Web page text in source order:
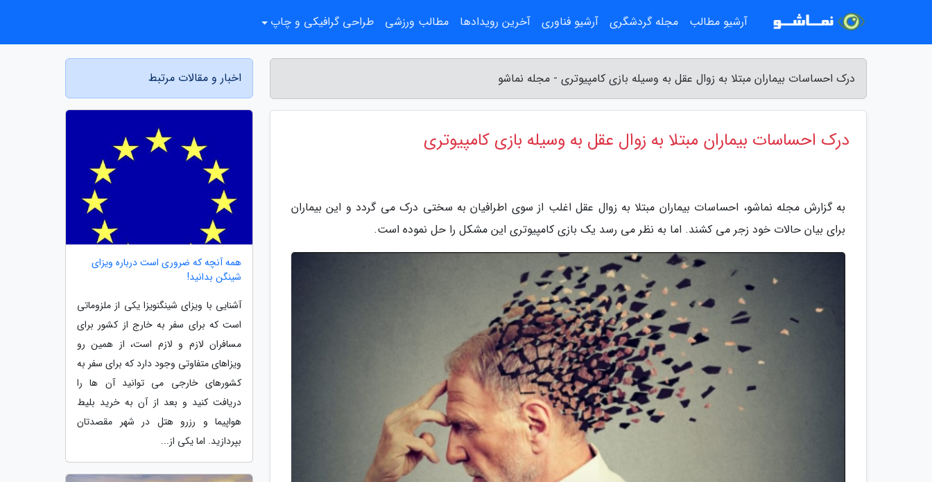
درک احساسات بیماران مبتلا به زوال عقل به وسیله بازی کامپیوتری - مجله نماشو
درک احساسات بیماران مبتلا به زوال عقل به وسیله بازی کامپیوتری
به گزارش مجله نماشو، احساسات بیماران مبتلا به زوال عقل اغلب از سوی اطرافیان به سختی درک می گردد و این بیماران
برای بیان حالات خود زجر می کشند. اما به نظر می رسد یک بازی کامپیوتری این مشکل را حل نموده است.
اخبار و مقالات مرتبط
همه آنچه که ضروری است درباره ویزای
شینگن بدانید!
آشنایی با ویزای شینگنویزا یکی از ملزوماتی
است که برای سفر به خارج از کشور برای
مسافران لازم و لازم است، از همین رو
ویزاهای متفاوتی وجود دارد که برای سفر به
کشورهای خارجی می توانید آن ها را
دریافت کنید و بعد از آن به خرید بلیط
هواپیما و رزرو هتل در شهر مقصدتان
بپردازید. اما یکی از...
آرشیو مطالب مجله گردشگری آرشیو فناوری آخرین رویدادها مطالب ورزشی طراحی گرافیکی و چاپ